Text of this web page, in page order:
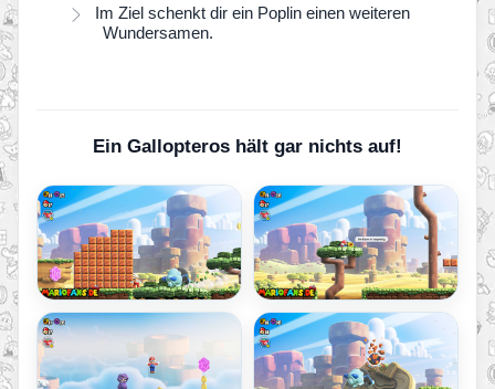
Im Ziel schenkt dir ein Poplin einen weiteren
Wundersamen.
Ein Gallopteros hält gar nichts auf!